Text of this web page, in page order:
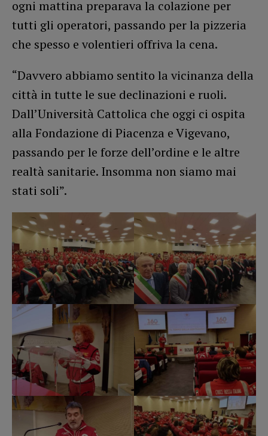
ogni mattina preparava la colazione per
tutti gli operatori, passando per la pizzeria
che spesso e volentieri offriva la cena.
“Davvero abbiamo sentito la vicinanza della
città in tutte le sue declinazioni e ruoli.
Dall’Università Cattolica che oggi ci ospita
alla Fondazione di Piacenza e Vigevano,
passando per le forze dell’ordine e le altre
realtà sanitarie. Insomma non siamo mai
stati soli”.